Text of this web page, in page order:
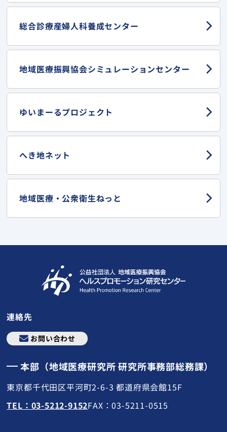
総合診療産婦人科養成センター
地域医療振興協会シミュレーションセンター
ゆいまーるプロジェクト
へき地ネット
地域医療・ 公衆衛生ねっと
連絡先
お問い合わせ
本部（地域医療研究所 研究所事務部総務課）
東京都千代田区平河町2-6-3 都道府県会館15F
TEL：03-5212-9152FAX：03-5211-0515